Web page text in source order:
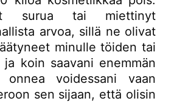
surua tai miettinyt
arvoa, sillä ne olivat
minulle töiden tai
koin saavani enemmän
voidessani vaan
sen sijaan, että olisin